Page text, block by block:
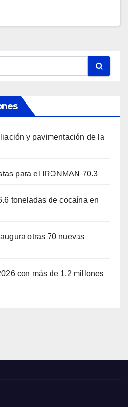
y pavimentación de la
para el IRONMAN 70.3
toneladas de cocaína en
otras 70 nuevas
con más de 1.2 millones